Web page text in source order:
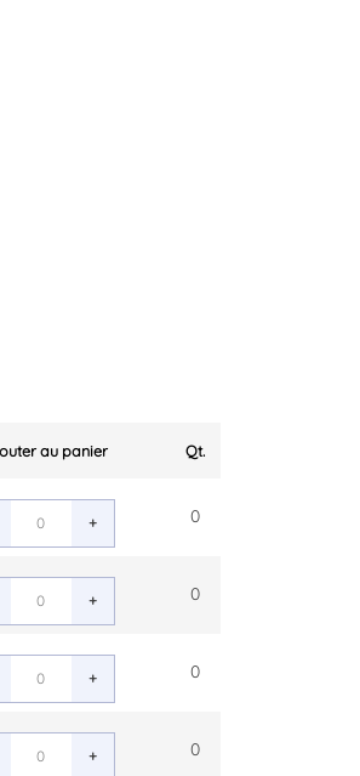
au panier Qt.
+ 0
+ 0
+ 0
+ 0